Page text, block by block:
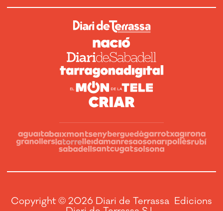
Copyright © 2026 Diari de Terrassa Edicions